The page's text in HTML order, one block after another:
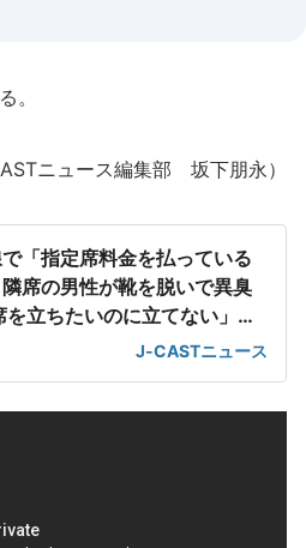
。
ニュース編集部 坂下朋永）
「指定席料金を払っている
席の男性が靴を脱いで異臭
を立ちたいのに立てない」息
J-CASTニュース